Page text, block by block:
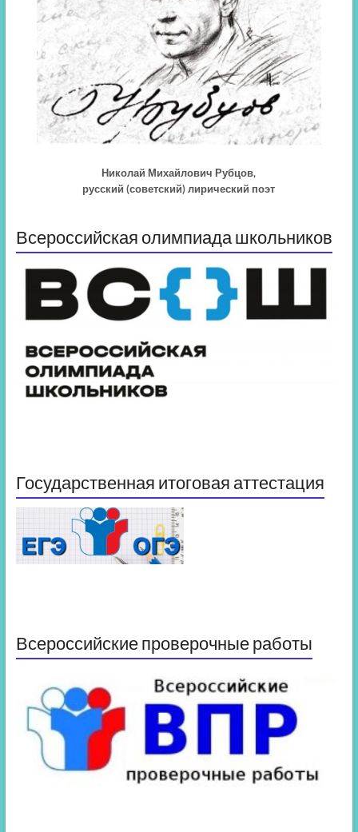
Николай Михайлович Рубцов,
русский (советский) лирический поэт
Всероссийская олимпиада школьников
Государственная итоговая аттестация
Всероссийские проверочные работы